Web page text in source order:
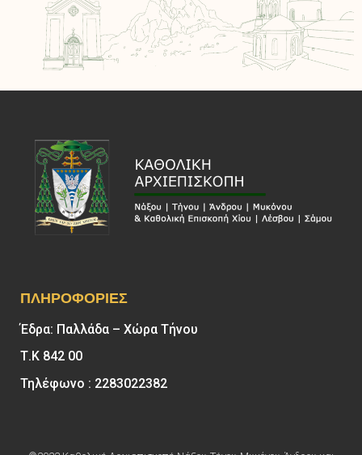
ΠΛΗΡΟΦΟΡΊΕΣ
Έδρα: Παλλάδα – Χώρα Τήνου
Τ.Κ 842 00
Τηλέφωνο : 2283022382